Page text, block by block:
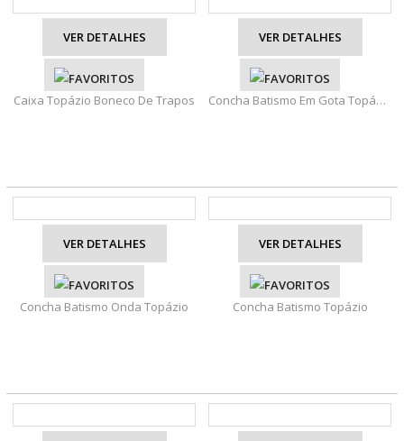
VER DETALHES
Caixa Topázio Boneco De Trapos
VER DETALHES
Concha Batismo Em Gota Topázio
VER DETALHES
Concha Batismo Onda Topázio
VER DETALHES
Concha Batismo Topázio